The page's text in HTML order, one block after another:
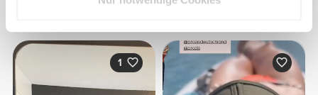
Aus unserer Community
1